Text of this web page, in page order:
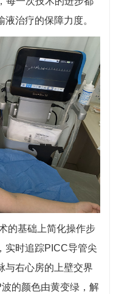
治疗的保障力度。
的基础上简化操作步
实时追踪PICC导管尖
与右心房的上壁交界
的颜色由黄变绿，解